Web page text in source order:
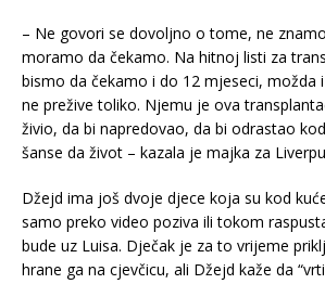
– Ne govori se dovoljno o ​​tome, ne
moramo da čekamo. Na hitnoj listi za
bismo da čekamo i do 12 mjeseci, možda
ne prežive toliko. Njemu je ova
živio, da bi napredovao, da bi odrastao
šanse da život – kazala je majka za
Džejd ima još dvoje djece koja su kod
samo preko video poziva ili tokom
bude uz Luisa. Dječak je za to vrijeme
hrane ga na cjevčicu, ali Džejd kaže da